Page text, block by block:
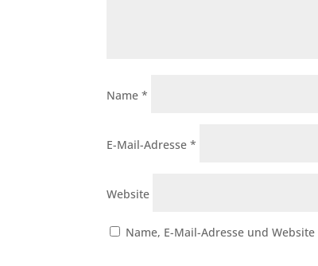
Name*
E-Mail-Adresse*
Website
Name, E-Mail-Adresse und